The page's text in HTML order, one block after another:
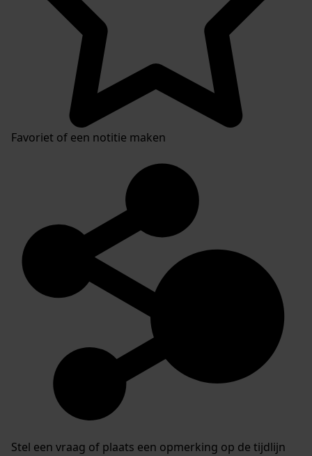
Favoriet of een notitie maken
Stel een vraag of plaats een opmerking op de tijdlijn